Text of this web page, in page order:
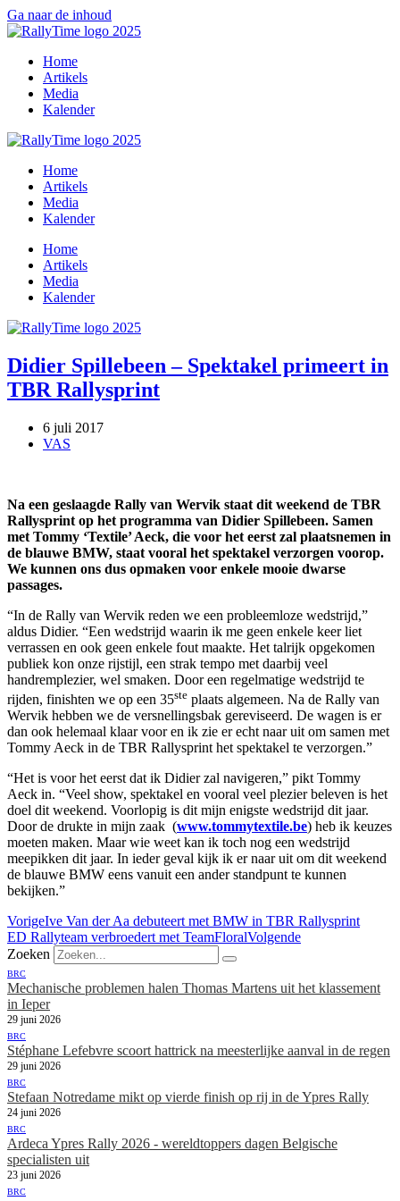
Ga naar de inhoud
Home
Artikels
Media
Kalender
Home
Artikels
Media
Kalender
Home
Artikels
Media
Kalender
Didier Spillebeen – Spektakel primeert in
TBR Rallysprint
6 juli 2017
VAS
Na een geslaagde Rally van Wervik staat dit weekend de TBR
Rallysprint op het programma van Didier Spillebeen. Samen
met Tommy ‘Textile’ Aeck, die voor het eerst zal plaatsnemen in
de blauwe BMW, staat vooral het spektakel verzorgen voorop.
We kunnen ons dus opmaken voor enkele mooie dwarse
passages.
“In de Rally van Wervik reden we een probleemloze wedstrijd,”
aldus Didier. “Een wedstrijd waarin ik me geen enkele keer liet
verrassen en ook geen enkele fout maakte. Het talrijk opgekomen
publiek kon onze rijstijl, een strak tempo met daarbij veel
handremplezier, wel smaken. Door een regelmatige wedstrijd te
rijden, finishten we op een 35ste plaats algemeen. Na de Rally van
Wervik hebben we de versnellingsbak gereviseerd. De wagen is er
dan ook helemaal klaar voor en ik zie er echt naar uit om samen met
Tommy Aeck in de TBR Rallysprint het spektakel te verzorgen.”
“Het is voor het eerst dat ik Didier zal navigeren,” pikt Tommy
Aeck in. “Veel show, spektakel en vooral veel plezier beleven is het
doel dit weekend. Voorlopig is dit mijn enigste wedstrijd dit jaar.
Door de drukte in mijn zaak (www.tommytextile.be) heb ik keuzes
moeten maken. Maar wie weet kan ik toch nog een wedstrijd
meepikken dit jaar. In ieder geval kijk ik er naar uit om dit weekend
de blauwe BMW eens vanuit een ander standpunt te kunnen
bekijken.”
VorigeIve Van der Aa debuteert met BMW in TBR Rallysprint
ED Rallyteam verbroedert met TeamFloralVolgende
Zoeken
BRC
Mechanische problemen halen Thomas Martens uit het klassement
in Ieper
29 juni 2026
BRC
Stéphane Lefebvre scoort hattrick na meesterlijke aanval in de regen
29 juni 2026
BRC
Stefaan Notredame mikt op vierde finish op rij in de Ypres Rally
24 juni 2026
BRC
Ardeca Ypres Rally 2026 - wereldtoppers dagen Belgische
specialisten uit
23 juni 2026
BRC